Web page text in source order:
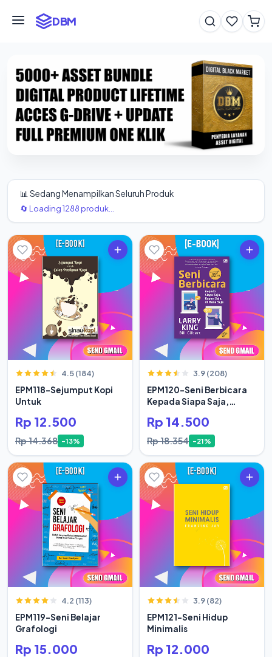
DBM
📊 Sedang Menampilkan Seluruh Produk
🔄 Loading 1288 produk...
4.5 (184)
EPM118-Sejumput Kopi
Untuk
Rp 12.500
Rp 14.368 -13%
3.9 (208)
EPM120-Seni Berbicara
Kepada Siapa Saja,
Rp 14.500
Rp 18.354 -21%
4.2 (113)
EPM119-Seni Belajar
Grafologi
Rp 15.000
3.9 (82)
EPM121-Seni Hidup
Minimalis
Rp 12.000